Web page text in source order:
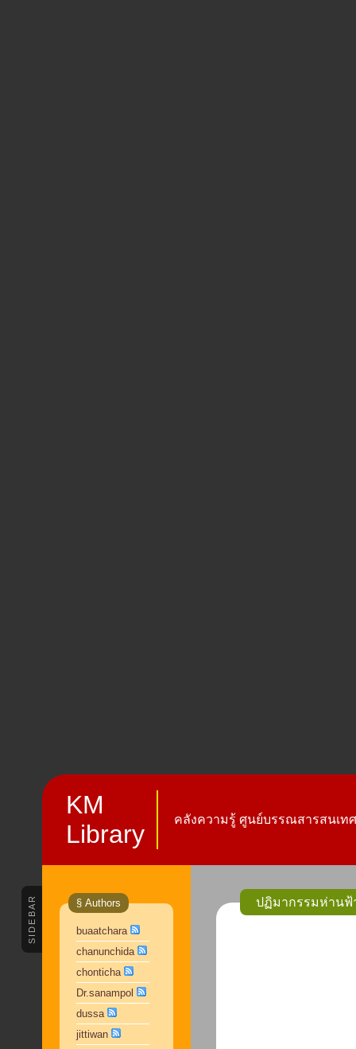
KM
Library
คลังความรู้ ศูนย์บรรณสารสนเท
SIDEBAR § Authors
buaatchara
chanunchida
chonticha
Dr.sanampol
dussa
jittiwan
ปฏิมากรรมห่านฟ้